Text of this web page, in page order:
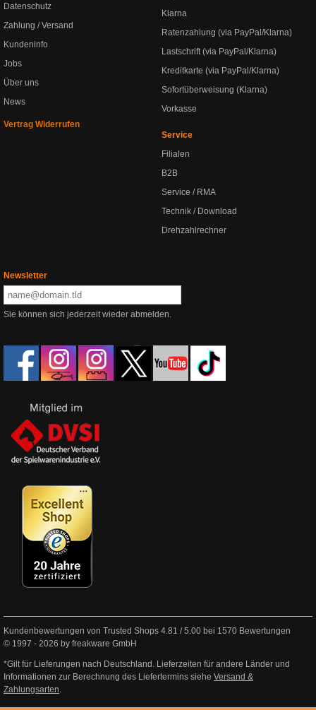
Datenschutz
Zahlung / Versand
Kundeninfo
Jobs
Über uns
News
Vertrag Widerrufen
Klarna
Ratenzahlung (via PayPal/Klarna)
Lastschrift (via PayPal/Klarna)
Kreditkarte (via PayPal/Klarna)
Sofortüberweisung (Klarna)
Vorkasse
Service
Filialen
B2B
Service / RMA
Technik / Download
Drehzahlrechner
Newsletter
Sie können sich jederzeit wieder abmelden.
Kundenbewertungen von Trusted Shops 4.81 /5.00 bei 1570 Bewertungen
© 1997 - 2026 by freakware GmbH
*Gilt für Lieferungen nach Deutschland. Lieferzeiten für andere Länder und
Informationen zur Berechnung des Liefertermins siehe Versand &
Zahlungsarten